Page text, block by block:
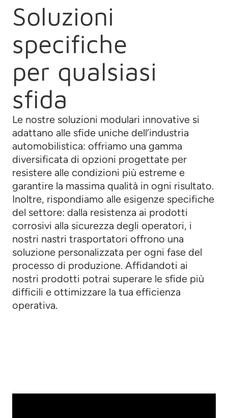
Soluzioni
specifiche
per qualsiasi
sfida
Le nostre soluzioni modulari innovative si
adattano alle sfide uniche dell’industria
automobilistica: offriamo una gamma
diversificata di opzioni progettate per
resistere alle condizioni più estreme e
garantire la massima qualità in ogni risultato.
Inoltre, rispondiamo alle esigenze specifiche
del settore: dalla resistenza ai prodotti
corrosivi alla sicurezza degli operatori, i
nostri nastri trasportatori offrono una
soluzione personalizzata per ogni fase del
processo di produzione. Affidandoti ai
nostri prodotti potrai superare le sfide più
difficili e ottimizzare la tua efficienza
operativa.